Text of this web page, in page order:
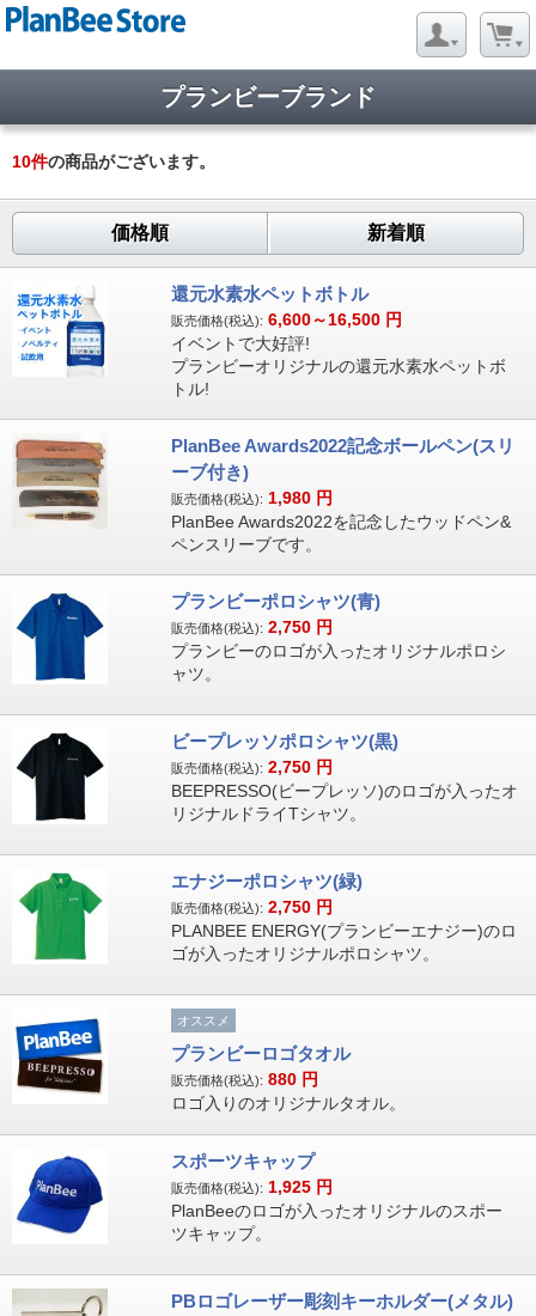
プランビーブランド
10件の商品がございます。
価格順 新着順
還元水素水ペットボトル
販売価格(税込): 6,600～16,500 円
イベントで大好評!
プランビーオリジナルの還元水素水ペットボ
トル!
PlanBee Awards2022記念ボールペン(スリ
ーブ付き)
販売価格(税込): 1,980 円
PlanBee Awards2022を記念したウッドペン&
ペンスリーブです。
プランビーポロシャツ(青)
販売価格(税込): 2,750 円
プランビーのロゴが入ったオリジナルポロシ
ャツ。
ビープレッソポロシャツ(黒)
販売価格(税込): 2,750 円
BEEPRESSO(ビープレッソ)のロゴが入ったオ
リジナルドライTシャツ。
エナジーポロシャツ(緑)
販売価格(税込): 2,750 円
PLANBEE ENERGY(プランビーエナジー)のロ
ゴが入ったオリジナルポロシャツ。
オススメ
プランビーロゴタオル
販売価格(税込): 880 円
ロゴ入りのオリジナルタオル。
スポーツキャップ
販売価格(税込): 1,925 円
PlanBeeのロゴが入ったオリジナルのスポー
ツキャップ。
PBロゴレーザー彫刻キーホルダー(メタル)